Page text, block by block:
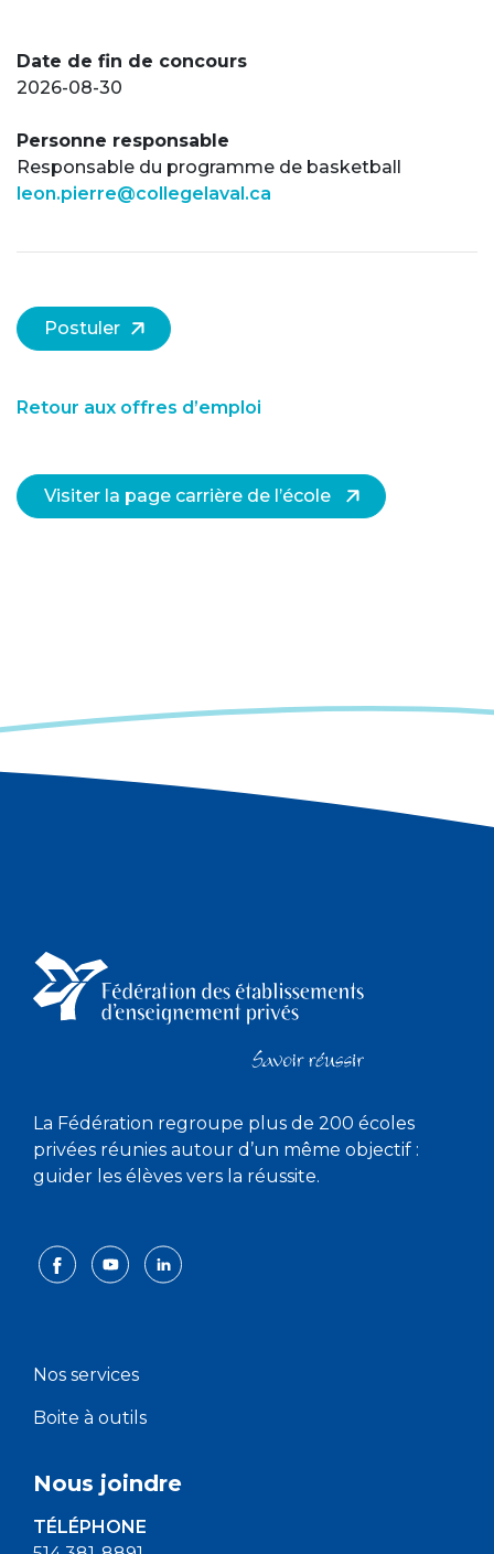
Date de fin de concours
2026-08-30
Personne responsable
Responsable du programme de basketball
leon.pierre@collegelaval.ca
Postuler
Retour aux offres d’emploi
Visiter la page carrière de l’école
La Fédération regroupe plus de 200 écoles
privées réunies autour d’un même objectif :
guider les élèves vers la réussite.
Nos services
Boite à outils
Nous joindre
TÉLÉPHONE